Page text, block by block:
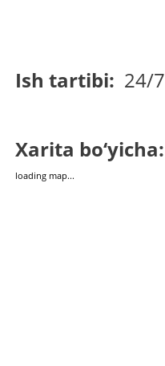
Ish tartibi: 24/7
Xarita bo‘yicha:
loading map...